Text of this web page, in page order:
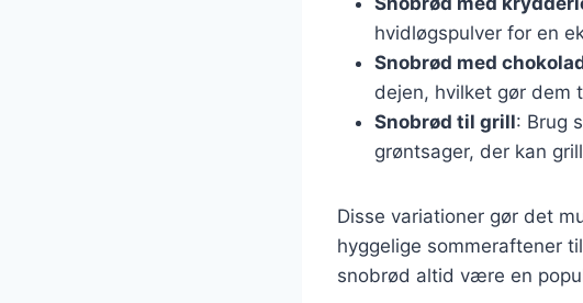
hvidløgspulver for en
Snobrød med
dejen, hvilket gør dem
Snobrød til grill: Brug
grøntsager, der kan
Disse variationer gør det
hyggelige sommeraftener
snobrød altid være en